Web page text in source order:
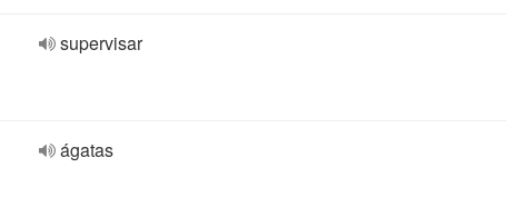
supervisar
ágatas